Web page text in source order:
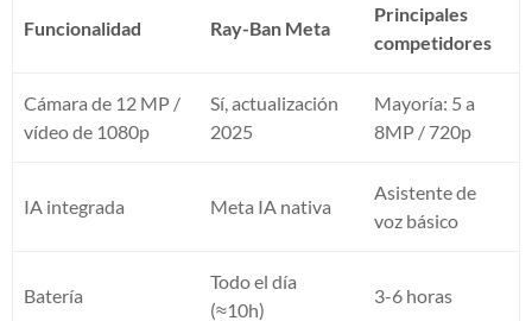
Funcionalidad Ray-Ban Meta
Principales
competidores
Cámara de 12 MP /
vídeo de 1080p
Sí, actualización
2025
Mayoría: 5 a
8MP / 720p
IA integrada Meta IA nativa
Asistente de
voz básico
Batería
Todo el día
(≈10h)
3-6 horas